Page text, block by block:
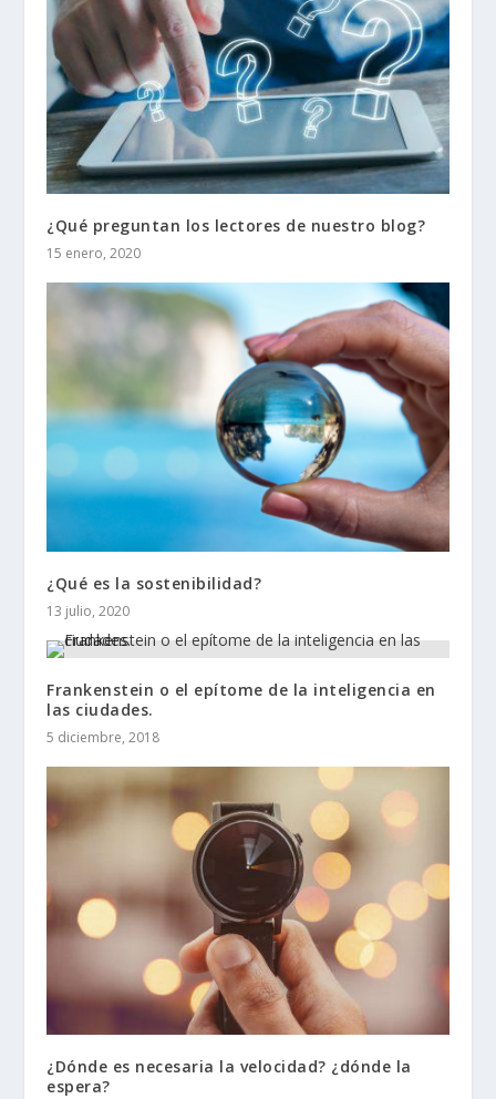
¿Qué preguntan los lectores de nuestro blog?
15 enero, 2020
¿Qué es la sostenibilidad?
13 julio, 2020
Frankenstein o el epítome de la inteligencia en
las ciudades.
5 diciembre, 2018
¿Dónde es necesaria la velocidad? ¿dónde la
espera?